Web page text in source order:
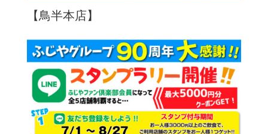
【鳥半本店】